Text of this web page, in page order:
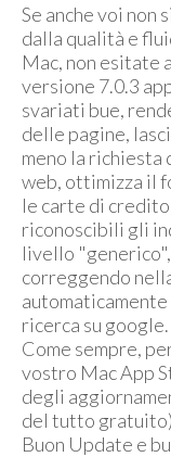
Se anche voi
dalla qualità e
Mac, non esitate
versione 7.0.3
svariati bue,
delle pagine,
meno la richiesta
web, ottimizza il
le carte di
riconoscibili gli
livello
correggendo
automaticamente
ricerca su google.
Come sempre,
vostro Mac App
degli
del tutto
Buon Update e